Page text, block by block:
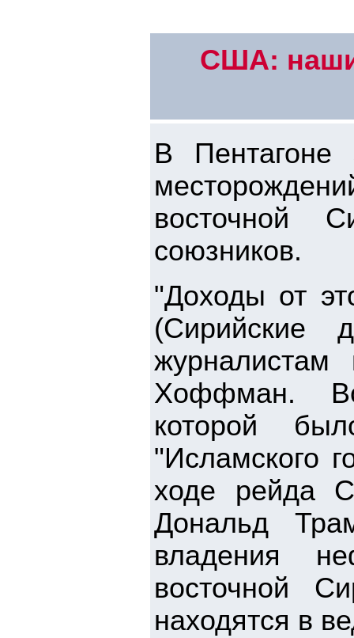
США: наши
В Пентагоне
восточной
союзников.
"Доходы от
(Сирийские
журналистам
Хоффман.
которой
"Исламского
ходе рейда
Дональд
владения
восточной
находятся в